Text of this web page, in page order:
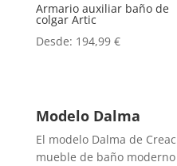
Armario auxiliar baño de
colgar Artic
Desde: 194,99 €
Modelo Dalma
El modelo Dalma de
mueble de baño